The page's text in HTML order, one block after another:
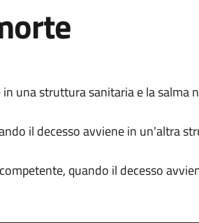
una struttura sanitaria e la
il decesso avviene in un'altra
quando il decesso